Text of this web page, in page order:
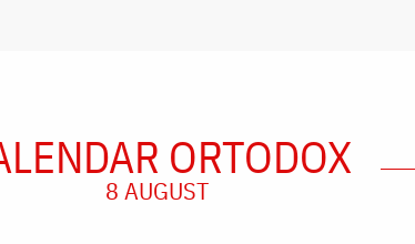
ORTODOX
8 AUGUST